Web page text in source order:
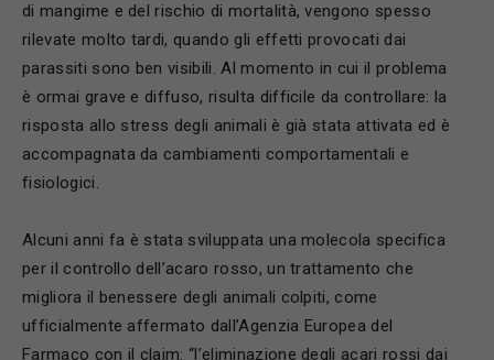
di mangime e del rischio di mortalità, vengono spesso
rilevate molto tardi, quando gli effetti provocati dai
parassiti sono ben visibili. Al momento in cui il problema
è ormai grave e diffuso, risulta difficile da controllare: la
risposta allo stress degli animali è già stata attivata ed è
accompagnata da cambiamenti comportamentali e
fisiologici.
Alcuni anni fa è stata sviluppata una molecola specifica
per il controllo dell’acaro rosso, un trattamento che
migliora il benessere degli animali colpiti, come
ufficialmente affermato dall’Agenzia Europea del
Farmaco con il claim: “l’eliminazione degli acari rossi dai